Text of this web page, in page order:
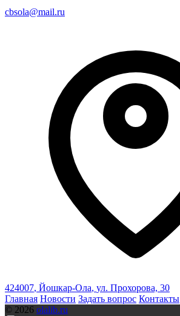
cbsola@mail.ru
424007, Йошкар-Ола, ул. Прохорова, 30
Главная Новости Задать вопрос Контакты
© 2026 olalib.ru